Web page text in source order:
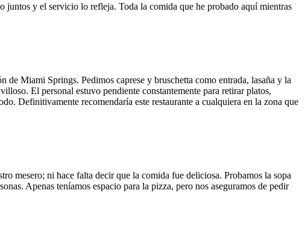
juntos y el servicio lo refleja. Toda la comida que he probado aquí mientras
de Miami Springs. Pedimos caprese y bruschetta como entrada, lasaña y la
El personal estuvo pendiente constantemente para retirar platos,
Definitivamente recomendaría este restaurante a cualquiera en la zona que
mesero; ni hace falta decir que la comida fue deliciosa. Probamos la sopa
Apenas teníamos espacio para la pizza, pero nos aseguramos de pedir